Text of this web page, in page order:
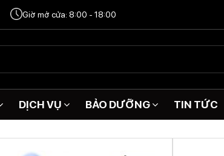
Giờ mở cửa: 8:00 - 18:00
DỊCH VỤ BẢO DƯỠNG TIN TỨC